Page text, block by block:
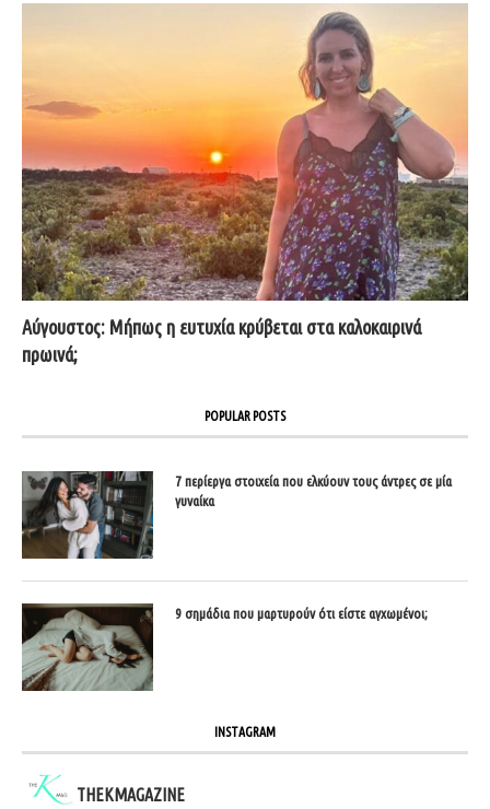
Αύγουστος: Μήπως η ευτυχία κρύβεται στα καλοκαιρινά
πρωινά;
POPULAR POSTS
7 περίεργα στοιχεία που ελκύουν τους άντρες σε μία
γυναίκα
9 σημάδια που μαρτυρούν ότι είστε αγχωμένοι;
INSTAGRAM
THEKMAGAZINE